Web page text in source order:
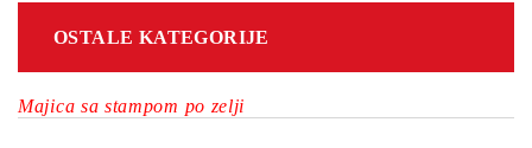
OSTALE KATEGORIJE
Majica sa stampom po zelji